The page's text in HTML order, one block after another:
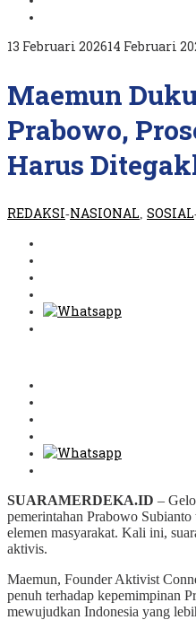
13 Februari 202614 Februari
Maemun
Prabowo,
Harus
REDAKSI-NASIONAL SOSIAL
SUARAMERDEKA.ID –
pemerintahan Prabowo Subianto
elemen masyarakat. Kali ini,
aktivis.
Maemun, Founder Aktivist
penuh terhadap kepemimpinan
mewujudkan Indonesia yang